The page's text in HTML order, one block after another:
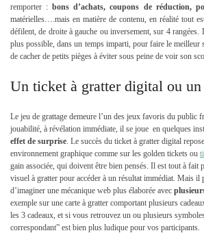
remporter : bons d’achats, coupons de réduction,
matérielles….mais en matière de contenu, en réalité tout
défilent, de droite à gauche ou inversement, sur 4 rangées.
plus possible, dans un temps imparti, pour faire le meilleur
de cacher de petits pièges à éviter sous peine de voir son
Un ticket à gratter digital ou
Le jeu de grattage demeure l’un des jeux favoris du public
jouabilité, à révélation immédiate, il se joue en quelques
effet de surprise. Le succès du ticket à gratter digital
environnement graphique comme sur les golden tickets ou
gain associée, qui doivent être bien pensés. Il est tout à fait
visuel à gratter pour accéder à un résultat immédiat. Mais il
d’imaginer une mécanique web plus élaborée avec
exemple sur une carte à gratter comportant plusieurs
les 3 cadeaux, et si vous retrouvez un ou plusieurs
correspondant” est bien plus ludique pour vos participants.